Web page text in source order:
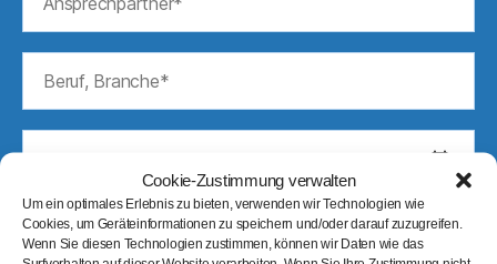
Cookie-Zustimmung verwalten
Um ein optimales Erlebnis zu bieten, verwenden wir Technologien wie
Cookies, um Geräteinformationen zu speichern und/oder darauf zuzugreifen.
Wenn Sie diesen Technologien zustimmen, können wir Daten wie das